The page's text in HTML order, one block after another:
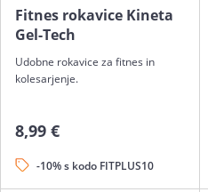
Fitnes rokavice Kineta
Gel-Tech
Udobne rokavice za fitnes in
kolesarjenje.
8,99 €
-10% s kodo FITPLUS10